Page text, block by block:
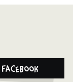
Facebook